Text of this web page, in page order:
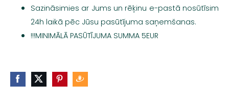
Sazināsimies ar Jums un rēķinu e-pastā nosūtīsim
24h laikā pēc Jūsu pasūtījuma saņemšanas.
!!!MINIMĀLĀ PASŪTĪJUMA SUMMA 5EUR